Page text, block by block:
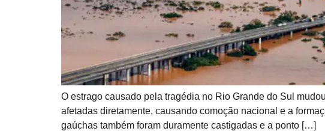
O estrago causado pela tragédia no Rio Grande do Sul
afetadas diretamente, causando comoção nacional e a
gaúchas também foram duramente castigadas e a ponto […]